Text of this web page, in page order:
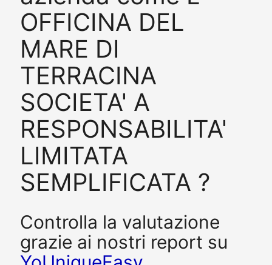
OFFICINA DEL
MARE DI
TERRACINA
SOCIETA' A
RESPONSABILITA'
LIMITATA
SEMPLIFICATA ?
Controlla la valutazione
grazie ai nostri report su